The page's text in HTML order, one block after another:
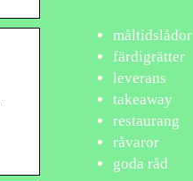
måltidslådor
färdigrätter
leverans
takeaway
restaurang
råvaror
goda råd